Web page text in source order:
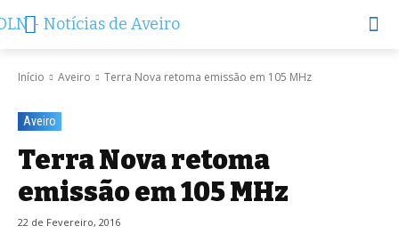
Início Aveiro Terra Nova retoma emissão em 105 MHz
Aveiro
Terra Nova retoma
emissão em 105 MHz
22 de Fevereiro, 2016